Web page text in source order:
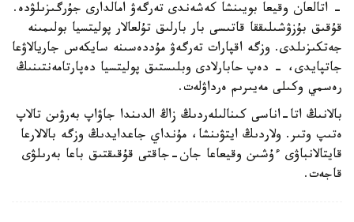
- اتالعان وقيعا بويىنشا كەشەندى تەرگەۋ امالدارى جۇرگىزىلۋدە.
قۇقىق بۇزۋشىلىققا قاتىسى بار بارلىق تۇلعالار پوليتسيا بولىمىنە
جەتكىزىلدى. وزگە اقپارات تەرگەۋ مۇددەسىنە سايكەس جاريالاۋعا
جاتپايدى، - دەپ حابارلادى وبلىستىق پوليتسيا دەپارتامەنتىنىڭ
رەسمي وكىلى مەيىرىم ەرداۋلەت.
بالانىڭ اتا-اناسى كىنالىلەردىڭ زاڭ الدىندا جاۋاپ بەرۋىن تالاپ
ەتىپ وتىر. ولاردىڭ ايتۋىنشا، مۇنداي جاعدايدىڭ وزگە بالالارعا
قايتالانباۋى ءۇشىن وقيعاعا جان-جاقتى قۇقىقتىق باعا بەرىلۋى
قاجەت.